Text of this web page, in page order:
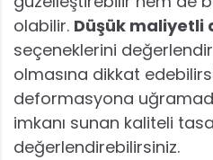
olabilir. Düşük maliyetli
seçeneklerini
olmasına dikkat
deformasyona
imkanı sunan kaliteli
değerlendirebilirsiniz.